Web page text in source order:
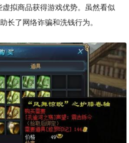
拟商品获得游戏优势。虽然看似
长了网络诈骗和洗钱行为。